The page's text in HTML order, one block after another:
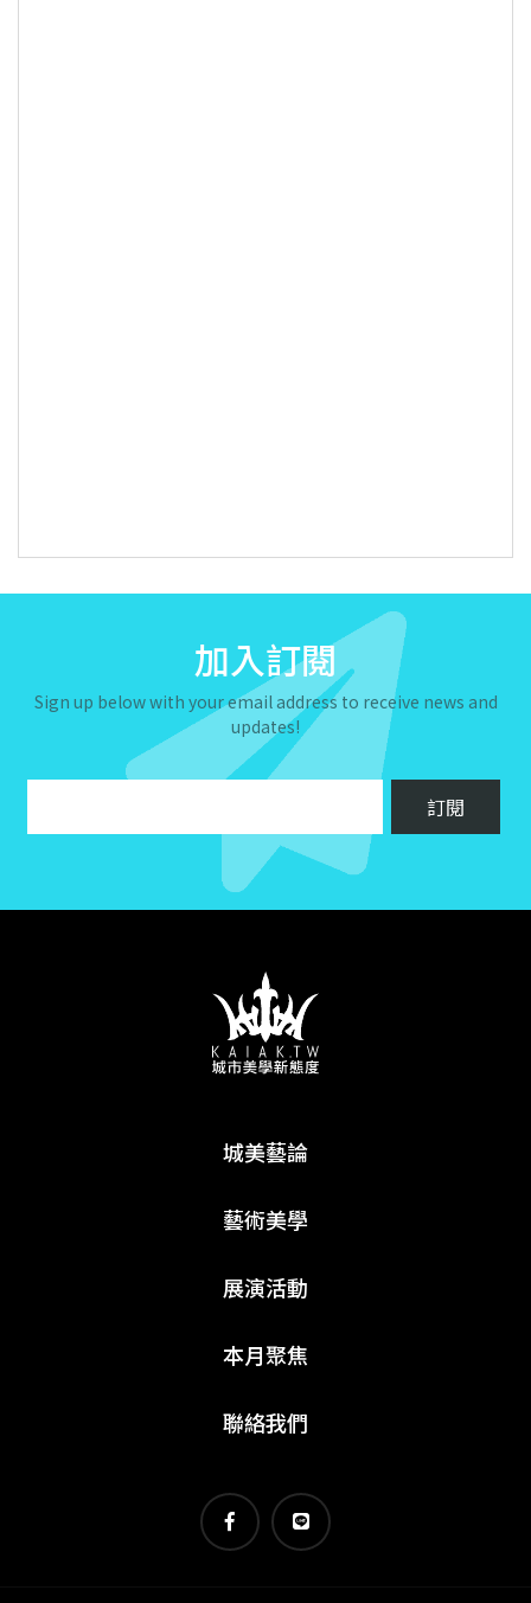
加入訂閱
Sign up below with your email address to receive news and
updates!
城美藝論
藝術美學
展演活動
本月聚焦
聯絡我們